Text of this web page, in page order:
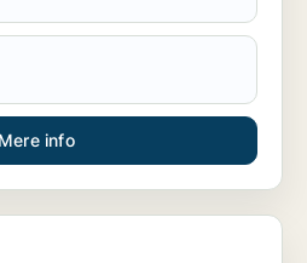
Mere info
værksted til salg i Storkøbenhavn